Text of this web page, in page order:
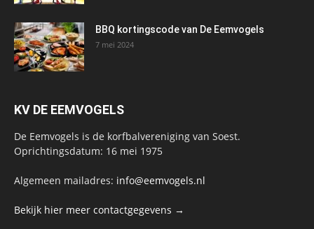
BBQ kortingscode van De Eemvogels
7 mei 2024
KV DE EEMVOGELS
De Eemvogels is de korfbalvereniging van Soest.
Oprichtingsdatum: 16 mei 1975
Algemeen mailadres: info@eemvogels.nl
Bekijk hier meer contactgegevens →